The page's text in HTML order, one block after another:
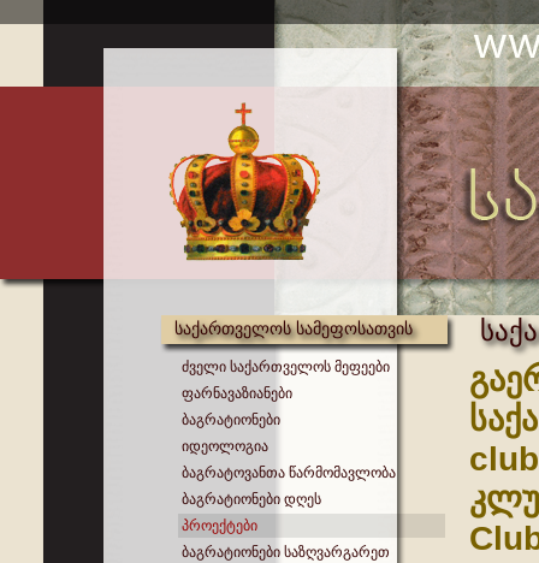
საქართველოს სამეფოსათვის
ძველი საქართველოს მეფეები
ფარნავაზიანები
ბაგრატიონები
იდეოლოგია
ბაგრატოვანთა წარმომავლობა
ბაგრატიონები დღეს
პროექტები
ბაგრატიონები საზღვარგარეთ